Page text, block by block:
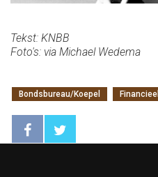
Tekst: KNBB
Foto's: via Michael Wedema
Bondsbureau/Koepel Financieel